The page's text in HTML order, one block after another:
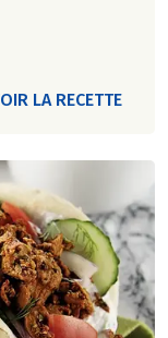
LA RECETTE